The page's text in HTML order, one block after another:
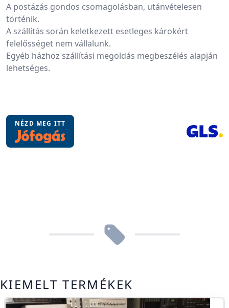
A postázás gondos csomagolásban, utánvételesen
történik.
A szállítás során keletkezett esetleges károkért
felelősséget nem vállalunk.
Egyéb házhoz szállítási megoldás megbeszélés alapján
lehetséges.
NÉZD MEG ITT
KIEMELT TERMÉKEK